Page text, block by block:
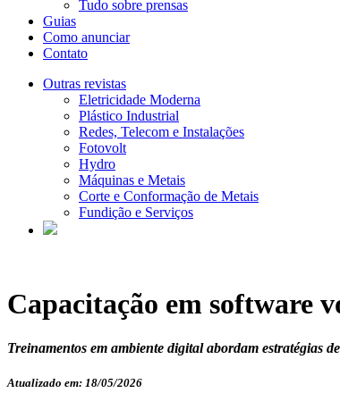
Tudo sobre prensas
Guias
Como anunciar
Contato
Outras revistas
Eletricidade Moderna
Plástico Industrial
Redes, Telecom e Instalações
Fotovolt
Hydro
Máquinas e Metais
Corte e Conformação de Metais
Fundição e Serviços
Capacitação em software
Treinamentos em ambiente digital abordam estratégias
Atualizado em: 18/05/2026